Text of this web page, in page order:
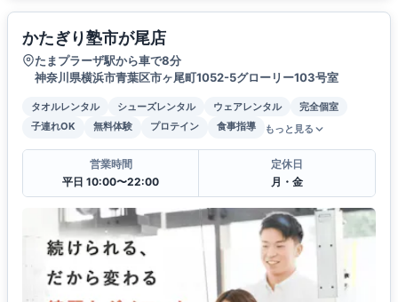
かたぎり塾市が尾店
たまプラーザ駅から車で8分
神奈川県横浜市青葉区市ヶ尾町1052-5グローリー103号室
タオルレンタル シューズレンタル ウェアレンタル
完全個室
子連れOK
無料体験 プロテイン 食事指導 もっと見る
営業時間
平日 10:00〜22:00
定休日
月・金